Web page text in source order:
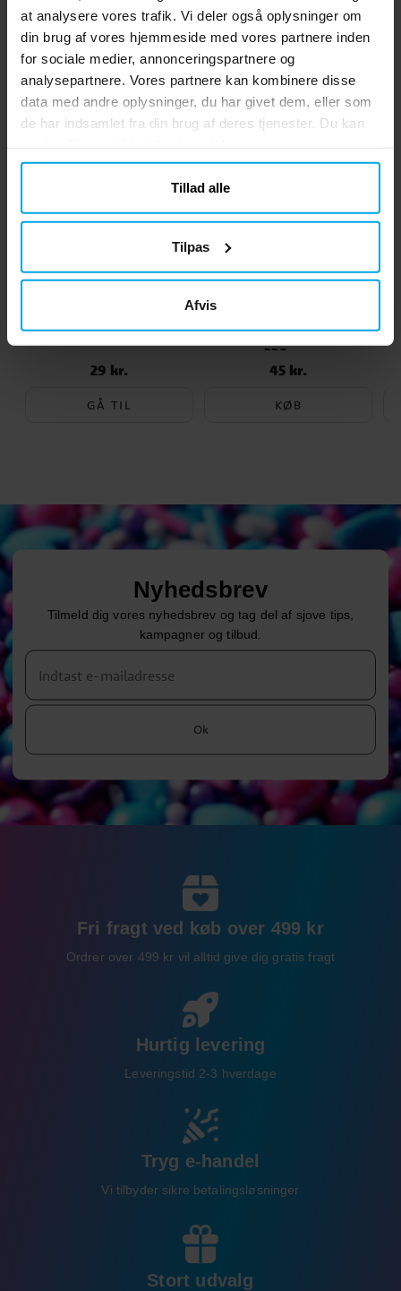
at analysere vores trafik. Vi deler også oplysninger om
din brug af vores hjemmeside med vores partnere inden
for sociale medier, annonceringspartnere og
analysepartnere. Vores partnere kan kombinere disse
data med andre oplysninger, du har givet dem, eller som
de har indsamlet fra din brug af deres tjenester. Du kan
Tillad alle
Tilpas
Afvis
KØB KØB
Andre købte også
86 cm
Pris: 29 kr.
29 kr.
GÅ TIL
Flagguirlande af papir
230 cm
Pris: 45 kr.
45 kr.
KØB
Nyhedsbrev
Tilmeld dig vores nyhedsbrev og tag del af sjove tips,
kampagner og tilbud.
Ok
Fri fragt ved køb over 499 kr
Ordrer over 499 kr vil alltid give dig gratis fragt
Hurtig levering
Leveringstid 2-3 hverdage
Tryg e-handel
Vi tilbyder sikre betalingsløsninger
Stort udvalg